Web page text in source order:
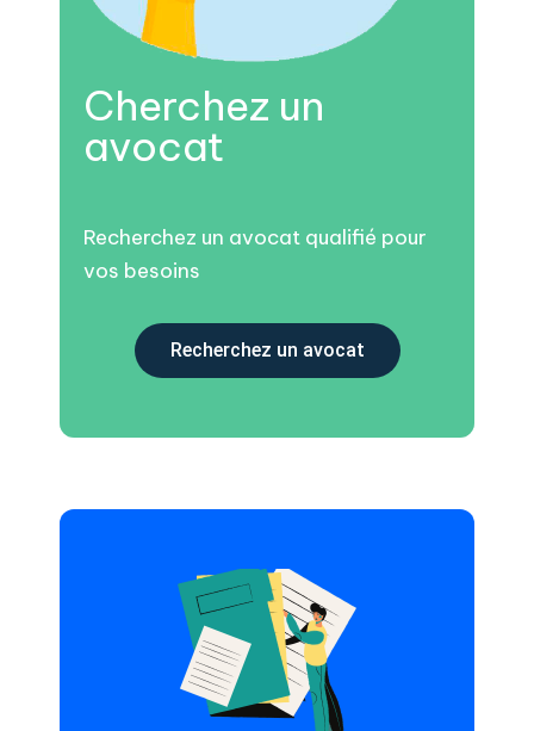
Cherchez un
avocat
Recherchez un avocat qualifié pour
vos besoins
Recherchez un avocat